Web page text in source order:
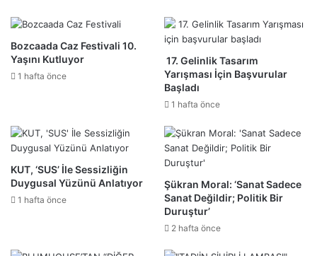
Bozcaada Caz Festivali 10.
Yaşını Kutluyor
1 hafta önce
17. Gelinlik Tasarım
Yarışması İçin Başvurular
Başladı
1 hafta önce
KUT, ‘SUS’ İle Sessizliğin
Duygusal Yüzünü Anlatıyor
1 hafta önce
Şükran Moral: ‘Sanat Sadece
Sanat Değildir; Politik Bir
Duruştur’
2 hafta önce